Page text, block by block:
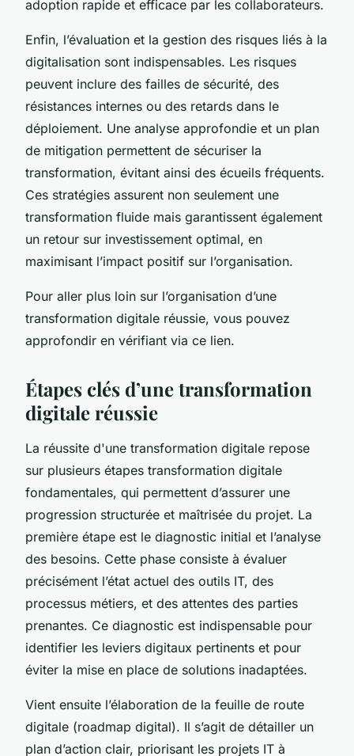
adoption rapide et efficace par les collaborateurs.
Enfin, l’évaluation et la gestion des risques liés à la
digitalisation sont indispensables. Les risques
peuvent inclure des failles de sécurité, des
résistances internes ou des retards dans le
déploiement. Une analyse approfondie et un plan
de mitigation permettent de sécuriser la
transformation, évitant ainsi des écueils fréquents.
Ces stratégies assurent non seulement une
transformation fluide mais garantissent également
un retour sur investissement optimal, en
maximisant l’impact positif sur l’organisation.
Pour aller plus loin sur l’organisation d’une
transformation digitale réussie, vous pouvez
approfondir en vérifiant via ce lien.
Étapes clés d’une transformation
digitale réussie
La réussite d'une transformation digitale repose
sur plusieurs étapes transformation digitale
fondamentales, qui permettent d’assurer une
progression structurée et maîtrisée du projet. La
première étape est le diagnostic initial et l’analyse
des besoins. Cette phase consiste à évaluer
précisément l’état actuel des outils IT, des
processus métiers, et des attentes des parties
prenantes. Ce diagnostic est indispensable pour
identifier les leviers digitaux pertinents et pour
éviter la mise en place de solutions inadaptées.
Vient ensuite l’élaboration de la feuille de route
digitale (roadmap digital). Il s’agit de détailler un
plan d’action clair, priorisant les projets IT à